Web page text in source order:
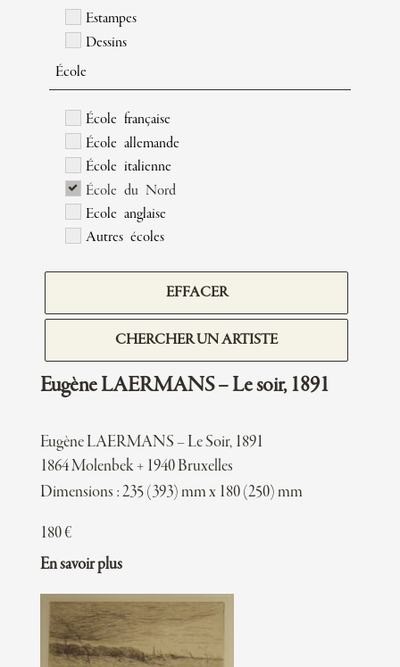
Estampes
Dessins
École
École française
École allemande
École italienne
École du Nord
Ecole anglaise
Autres écoles
EFFACER
CHERCHER UN ARTISTE
Eugène LAERMANS – Le soir, 1891
Eugène LAERMANS – Le Soir, 1891
1864 Molenbek + 1940 Bruxelles
Dimensions : 235 (393) mm x 180 (250) mm
180€
En savoir plus